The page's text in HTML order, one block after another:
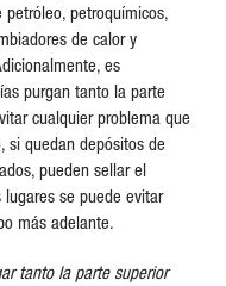
petroquímicos,
de calor y
es
purgan tanto la parte
cualquier problema que
si quedan depósitos de
pueden sellar el
se puede evitar
más adelante.
tanto la parte superior